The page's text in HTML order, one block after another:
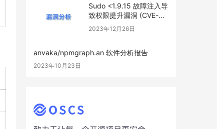
Sudo <1.9.15 故障注入导
致权限提升漏洞 (CVE-
2023-42465)
2023年12月26日
anvaka/npmgraph.an 软件分析报告
2023年10月23日